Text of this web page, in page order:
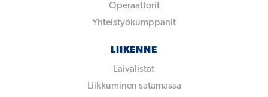
Operaattorit
Yhteistyökumppanit
LIIKENNE
Laivalistat
Liikkuminen satamassa